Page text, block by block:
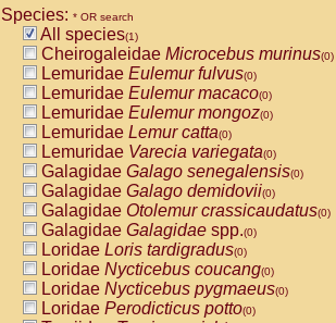
CebidaeCebus capucinus
CebidaeCebus nigrivittatus
CebidaeCebus spp.(0)
CebidaeSaimiri boliviensis(0)
CebidaeSaimiri sciureus(0)
AtelidaeAlouatta caraya(0)
AtelidaeAlouatta fusca(0)
AtelidaeAlouatta seniculus(0)
AtelidaeAlouattaspp.(0)
AtelidaeAteles belzebuth(0)
AtelidaeAteles geoffroyi(0)
AtelidaeAteles paniscus(0)
AtelidaeAtelesspp.(0)
AtelidaeLagothrix lagothricha(0)
AtelidaeLagothrix lagothricha cana
PitheciidaeCacajao calvus
Species: * OR search
All species(1)
Cheirogaleidae Microcebus murinus(0)
Lemuridae Eulemur fulvus(0)
Lemuridae Eulemur macaco(0)
Lemuridae Eulemur mongoz(0)
Lemuridae Lemur catta(0)
Lemuridae Varecia variegata(0)
Galagidae Galago senegalensis(0)
Galagidae Galago demidovii(0)
Galagidae Otolemur crassicaudatus(0)
Galagidae Galagidae spp.(0)
Loridae Loris tardigradus(0)
Loridae Nycticebus coucang(0)
Loridae Nycticebus pygmaeus(0)
Loridae Perodicticus potto(0)